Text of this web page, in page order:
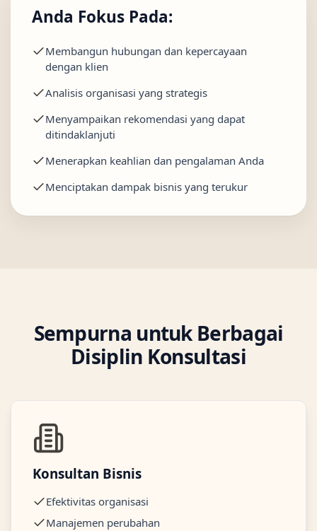
Anda Fokus Pada:
Membangun hubungan dan kepercayaan
dengan klien
Analisis organisasi yang strategis
Menyampaikan rekomendasi yang dapat
ditindaklanjuti
Menerapkan keahlian dan pengalaman Anda
Menciptakan dampak bisnis yang terukur
Sempurna untuk Berbagai
Disiplin Konsultasi
Konsultan Bisnis
Efektivitas organisasi
Manajemen perubahan